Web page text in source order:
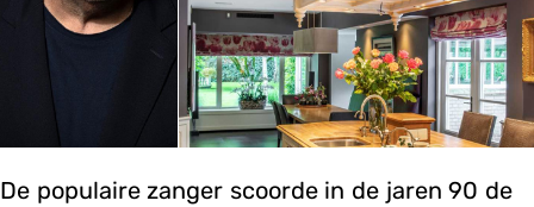
De populaire zanger scoorde in de jaren 90 de